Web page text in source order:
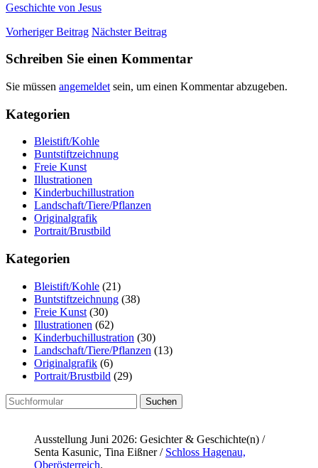
Geschichte von Jesus
Vorheriger Beitrag Nächster Beitrag
Schreiben Sie einen Kommentar
Sie müssen angemeldet sein, um einen Kommentar abzugeben.
Kategorien
Bleistift/Kohle
Buntstiftzeichnung
Freie Kunst
Illustrationen
Kinderbuchillustration
Landschaft/Tiere/Pflanzen
Originalgrafik
Portrait/Brustbild
Kategorien
Bleistift/Kohle (21)
Buntstiftzeichnung (38)
Freie Kunst (30)
Illustrationen (62)
Kinderbuchillustration (30)
Landschaft/Tiere/Pflanzen (13)
Originalgrafik (6)
Portrait/Brustbild (29)
Suchen
nach:
Ausstellung Juni 2026: Gesichter & Geschichte(n) /
Senta Kasunic, Tina Eißner / Schloss Hagenau,
Oberösterreich.